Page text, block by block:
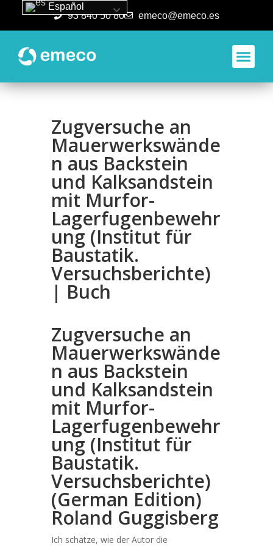
93 840 50 80 emeco@emeco.es
Zugversuche an
Mauerwerkswände
n aus Backstein
und Kalksandstein
mit Murfor-
Lagerfugenbewehr
ung (Institut für
Baustatik.
Versuchsberichte)
| Buch
Zugversuche an
Mauerwerkswände
n aus Backstein
und Kalksandstein
mit Murfor-
Lagerfugenbewehr
ung (Institut für
Baustatik.
Versuchsberichte)
(German Edition)
Roland Guggisberg
Ich schätze, wie der Autor die
Español